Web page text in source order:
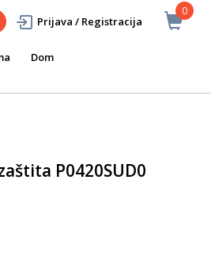
0
Prijava / Registracija
Dom
P0420SUD0